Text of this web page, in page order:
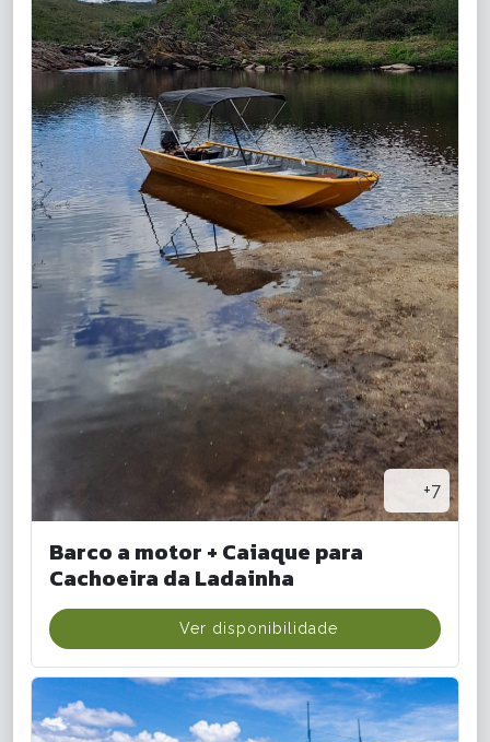
+7
Barco a motor + Caiaque para
Cachoeira da Ladainha
Ver disponibilidade